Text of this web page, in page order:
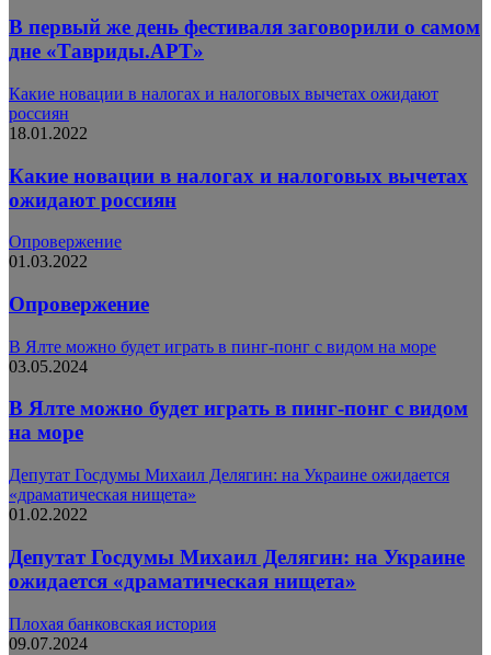
В первый же день фестиваля заговорили о самом
дне «Тавриды.АРТ»
Какие новации в налогах и налоговых вычетах ожидают
россиян
18.01.2022
Какие новации в налогах и налоговых вычетах
ожидают россиян
Опровержение
01.03.2022
Опровержение
В Ялте можно будет играть в пинг-понг с видом на море
03.05.2024
В Ялте можно будет играть в пинг-понг с видом
на море
Депутат Госдумы Михаил Делягин: на Украине ожидается
«драматическая нищета»
01.02.2022
Депутат Госдумы Михаил Делягин: на Украине
ожидается «драматическая нищета»
Плохая банковская история
09.07.2024